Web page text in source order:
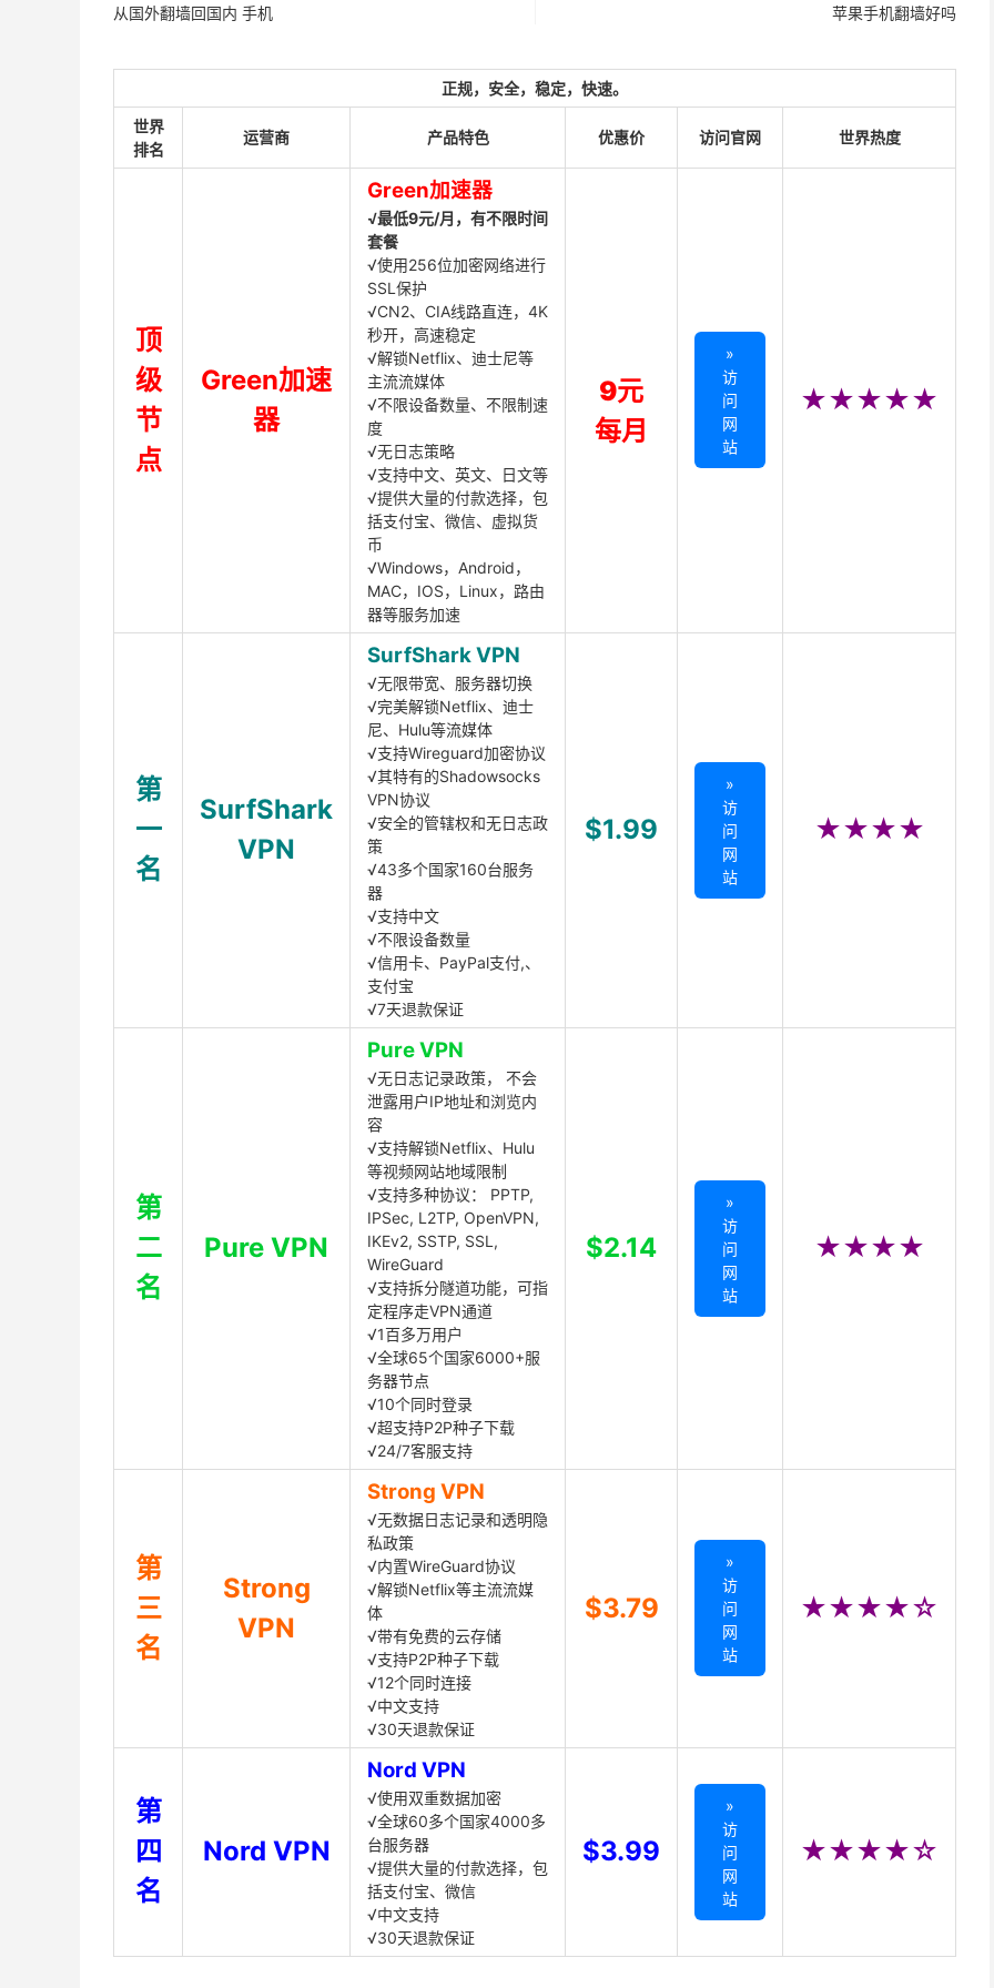
从国外翻墙回国内 手机 苹果手机翻墙好吗
正规，安全，稳定，快速。
世界
排名
运营商 产品特色 优惠价 访问官网 世界热度
顶
级
节
点
Green加速
器
Green加速器
√最低9元/月，有不限时间
套餐
√使用256位加密网络进行
SSL保护
√CN2、CIA线路直连，4K
秒开，高速稳定
√解锁Netflix、迪士尼等
主流流媒体
√不限设备数量、不限制速
度
√无日志策略
√支持中文、英文、日文等
√提供大量的付款选择，包
括支付宝、微信、虚拟货
币
√Windows，Android，
MAC，IOS，Linux，路由
器等服务加速
9元
每月
»
访
问
网
站
★★★★★
第
一
名
SurfShark
VPN
SurfShark VPN
√无限带宽、服务器切换
√完美解锁Netflix、迪士
尼、Hulu等流媒体
√支持Wireguard加密协议
√其特有的Shadowsocks
VPN协议
√安全的管辖权和无日志政
策
√43多个国家160台服务
器
√支持中文
√不限设备数量
√信用卡、PayPal支付,、
支付宝
√7天退款保证
$1.99
»
访
问
网
站
★★★★
第
二
名
Pure VPN
Pure VPN
√无日志记录政策， 不会
泄露用户IP地址和浏览内
容
√支持解锁Netflix、Hulu
等视频网站地域限制
√支持多种协议： PPTP,
IPSec, L2TP, OpenVPN,
IKEv2, SSTP, SSL,
WireGuard
√支持拆分隧道功能，可指
定程序走VPN通道
√1百多万用户
√全球65个国家6000+服
务器节点
√10个同时登录
√超支持P2P种子下载
√24/7客服支持
$2.14
»
访
问
网
站
★★★★
第
三
名
Strong
VPN
Strong VPN
√无数据日志记录和透明隐
私政策
√内置WireGuard协议
√解锁Netflix等主流流媒
体
√带有免费的云存储
√支持P2P种子下载
√12个同时连接
√中文支持
√30天退款保证
$3.79
»
访
问
网
站
★★★★☆
第
四
名
Nord VPN
Nord VPN
√使用双重数据加密
√全球60多个国家4000多
台服务器
√提供大量的付款选择，包
括支付宝、微信
√中文支持
√30天退款保证
$3.99
»
访
问
网
站
★★★★☆